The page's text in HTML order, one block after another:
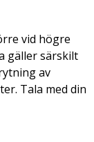
vid högre
gäller särskilt
av
Tala med din